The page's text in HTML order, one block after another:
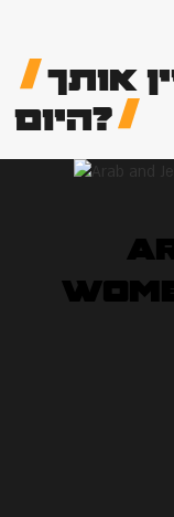
אותך
היום?